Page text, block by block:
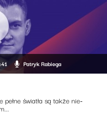
Patryk Rabiega
pełne światła są także nie-